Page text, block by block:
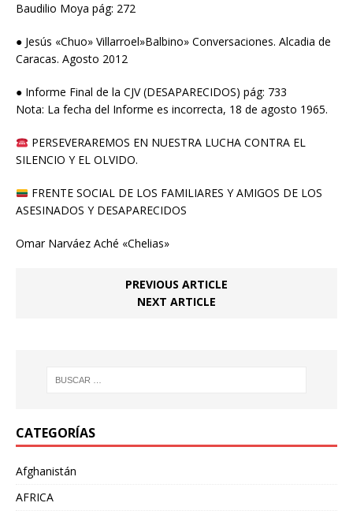
Baudilio Moya pág: 272
● Jesús «Chuo» Villarroel»Balbino» Conversaciones. Alcadia de
Caracas. Agosto 2012
● Informe Final de la CJV (DESAPARECIDOS) pág: 733
Nota: La fecha del Informe es incorrecta, 18 de agosto 1965.
PERSEVERAREMOS EN NUESTRA LUCHA CONTRA EL
SILENCIO Y EL OLVIDO.
FRENTE SOCIAL DE LOS FAMILIARES Y AMIGOS DE LOS
ASESINADOS Y DESAPARECIDOS
Omar Narváez Aché «Chelias»
PREVIOUS ARTICLE
NEXT ARTICLE
CATEGORÍAS
Afghanistán
AFRICA